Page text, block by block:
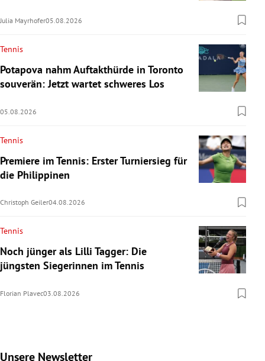
Julia Mayrhofer05.08.2026
Tennis
Potapova nahm Auftakthürde in Toronto
souverän: Jetzt wartet schweres Los
05.08.2026
Tennis
Premiere im Tennis: Erster Turniersieg für
die Philippinen
Christoph Geiler04.08.2026
Tennis
Noch jünger als Lilli Tagger: Die
jüngsten Siegerinnen im Tennis
Florian Plavec03.08.2026
Unsere Newsletter
Slide 1 von 9